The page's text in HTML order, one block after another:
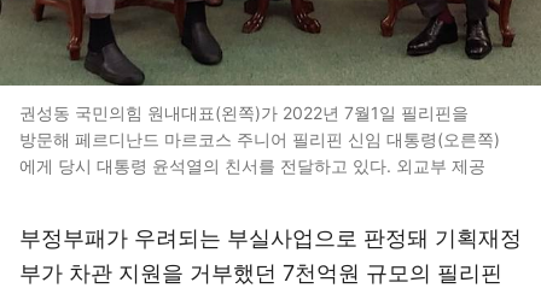
권성동 국민의힘 원내대표(왼쪽)가 2022년 7월1일 필리핀을
방문해 페르디난드 마르코스 주니어 필리핀 신임 대통령(오른쪽)
에게 당시 대통령 윤석열의 친서를 전달하고 있다. 외교부 제공
부정부패가 우려되는 부실사업으로 판정돼 기획재정
부가 차관 지원을 거부했던 7천억원 규모의 필리핀